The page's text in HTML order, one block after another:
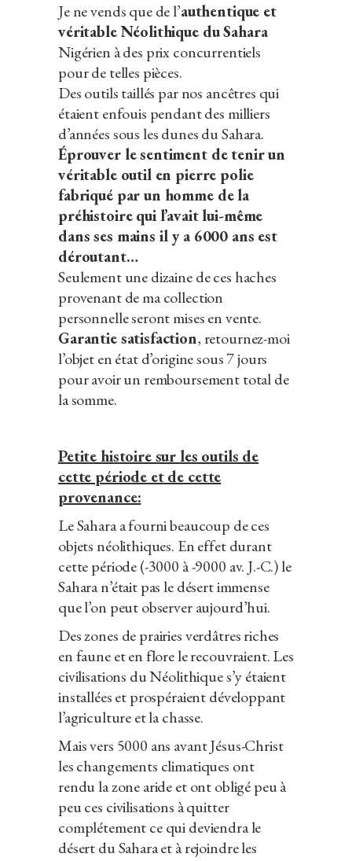
Je ne vends que de l’authentique et
véritable Néolithique du Sahara
Nigérien à des prix concurrentiels
pour de telles pièces.
Des outils taillés par nos ancêtres qui
étaient enfouis pendant des milliers
d’années sous les dunes du Sahara.
Éprouver le sentiment de tenir un
véritable outil en pierre polie
fabriqué par un homme de la
préhistoire qui l’avait lui-même
dans ses mains il y a 6000 ans est
déroutant…
Seulement une dizaine de ces haches
provenant de ma collection
personnelle seront mises en vente.
Garantie satisfaction, retournez-moi
l’objet en état d’origine sous 7 jours
pour avoir un remboursement total de
la somme.
Petite histoire sur les outils de
cette période et de cette
provenance:
Le Sahara a fourni beaucoup de ces
objets néolithiques. En effet durant
cette période (-3000 à -9000 av. J.-C.) le
Sahara n’était pas le désert immense
que l’on peut observer aujourd’hui.
Des zones de prairies verdâtres riches
en faune et en flore le recouvraient. Les
civilisations du Néolithique s’y étaient
installées et prospéraient développant
l’agriculture et la chasse.
Mais vers 5000 ans avant Jésus-Christ
les changements climatiques ont
rendu la zone aride et ont obligé peu à
peu ces civilisations à quitter
complétement ce qui deviendra le
désert du Sahara et à rejoindre les